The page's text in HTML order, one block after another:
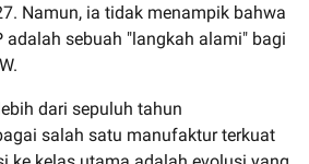
Namun, ia tidak menampik bahwa
adalah sebuah "langkah alami" bagi
dari sepuluh tahun
salah satu manufaktur terkuat